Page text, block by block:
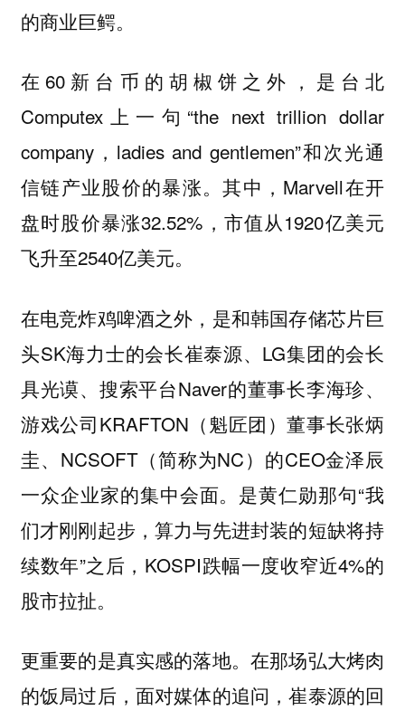
的商业巨鳄。
在60新台币的胡椒饼之外，是台北
Computex上一句“the next trillion dollar
company，ladies and gentlemen”和次光通
信链产业股价的暴涨。其中，Marvell在开
盘时股价暴涨32.52%，市值从1920亿美元
飞升至2540亿美元。
在电竞炸鸡啤酒之外，是和韩国存储芯片巨
头SK海力士的会长崔泰源、LG集团的会长
具光谟、搜索平台Naver的董事长李海珍、
游戏公司KRAFTON（魁匠团）董事长张炳
圭、NCSOFT（简称为NC）的CEO金泽辰
一众企业家的集中会面。是黄仁勋那句“我
们才刚刚起步，算力与先进封装的短缺将持
续数年”之后，KOSPI跌幅一度收窄近4%的
股市拉扯。
更重要的是真实感的落地。在那场弘大烤肉
的饭局过后，面对媒体的追问，崔泰源的回